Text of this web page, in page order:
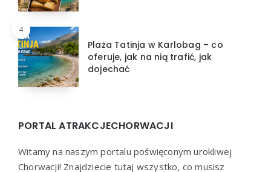
4
Plaża Tatinja w Karlobag – co
oferuje, jak na nią trafić, jak
dojechać
PORTAL ATRAKCJECHORWACJI
Witamy na naszym portalu poświęconym urokliwej
Chorwacji! Znajdziecie tutaj wszystko, co musisz